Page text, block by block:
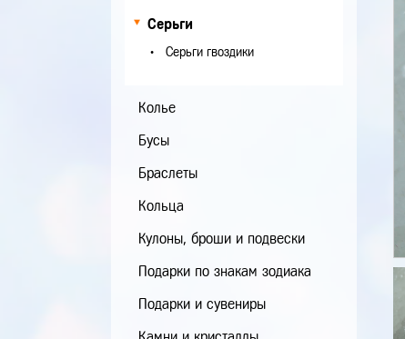
Серьги
Серьги гвоздики
Колье
Бусы
Браслеты
Кольца
Кулоны, броши и подвески
Подарки по знакам зодиака
Подарки и сувениры